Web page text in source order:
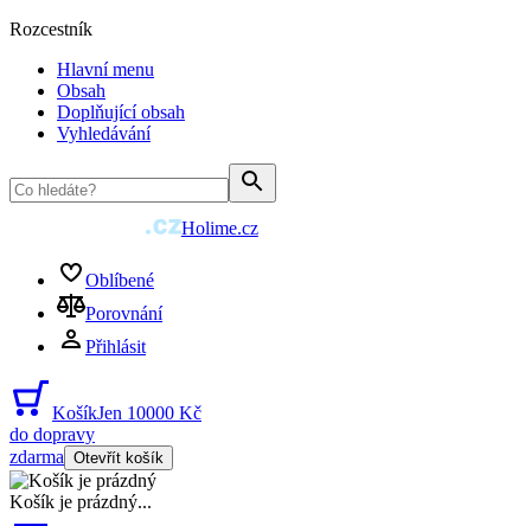
Rozcestník
Hlavní menu
Obsah
Doplňující obsah
Vyhledávání
Holime.cz
Oblíbené
Porovnání
Přihlásit
KošíkJen 10000 Kč
do dopravy
zdarma Otevřít košík
Košík je prázdný...